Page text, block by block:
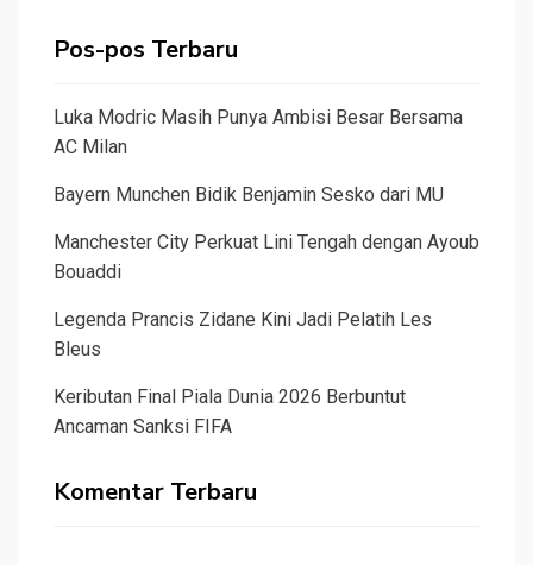
Pos-pos Terbaru
Luka Modric Masih Punya Ambisi Besar Bersama
AC Milan
Bayern Munchen Bidik Benjamin Sesko dari MU
Manchester City Perkuat Lini Tengah dengan Ayoub
Bouaddi
Legenda Prancis Zidane Kini Jadi Pelatih Les
Bleus
Keributan Final Piala Dunia 2026 Berbuntut
Ancaman Sanksi FIFA
Komentar Terbaru